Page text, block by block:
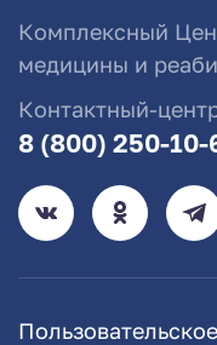
Комплексный
медицины и
Контактный-
8 (800) 250-10-